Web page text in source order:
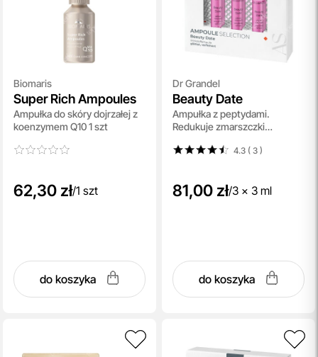
Biomaris
Super Rich Ampoules
Ampułka do skóry dojrzałej z
koenzymem Q10 1 szt
62,30 zł/1 szt
do koszyka
Dr Grandel
Beauty Date
Ampułka z peptydami.
Redukuje zmarszczki
4.3 ( 3)
81,00 zł/3 x 3 ml
do koszyka